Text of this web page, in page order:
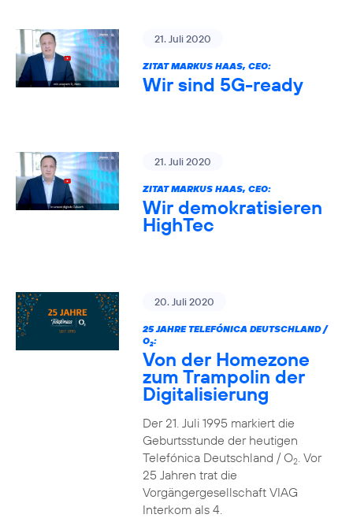
21. Juli 2020
ZITAT MARKUS HAAS, CEO:
Wir sind 5G-ready
21. Juli 2020
ZITAT MARKUS HAAS, CEO:
Wir demokratisieren
HighTec
20. Juli 2020
25 JAHRE TELEFÓNICA DEUTSCHLAND /
O2:
Von der Homezone
zum Trampolin der
Digitalisierung
Der 21. Juli 1995 markiert die
Geburtsstunde der heutigen
Telefónica Deutschland / O2. Vor
25 Jahren trat die
Vorgängergesellschaft VIAG
Interkom als 4.